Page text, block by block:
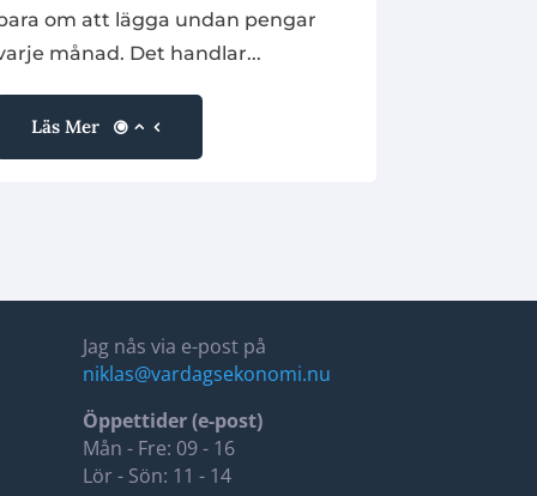
om att lägga undan pengar
månad. Det handlar...
Läs Mer
Jag nås via e-post på
niklas@vardagsekonomi.nu
Öppettider (e-post)
Mån - Fre: 09 - 16
Lör - Sön: 11 - 14